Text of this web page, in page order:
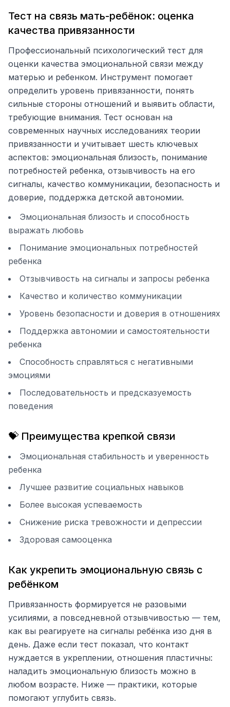
Тест на связь мать-ребёнок: оценка
качества привязанности
Профессиональный психологический тест для
оценки качества эмоциональной связи между
матерью и ребенком. Инструмент помогает
определить уровень привязанности, понять
сильные стороны отношений и выявить области,
требующие внимания. Тест основан на
современных научных исследованиях теории
привязанности и учитывает шесть ключевых
аспектов: эмоциональная близость, понимание
потребностей ребенка, отзывчивость на его
сигналы, качество коммуникации, безопасность и
доверие, поддержка детской автономии.
Эмоциональная близость и способность
выражать любовь
Понимание эмоциональных потребностей
ребенка
Отзывчивость на сигналы и запросы ребенка
Качество и количество коммуникации
Уровень безопасности и доверия в отношениях
Поддержка автономии и самостоятельности
ребенка
Способность справляться с негативными
эмоциями
Последовательность и предсказуемость
поведения
💝 Преимущества крепкой связи
Эмоциональная стабильность и уверенность
ребенка
Лучшее развитие социальных навыков
Более высокая успеваемость
Снижение риска тревожности и депрессии
Здоровая самооценка
Как укрепить эмоциональную связь с
ребёнком
Привязанность формируется не разовыми
усилиями, а повседневной отзывчивостью — тем,
как вы реагируете на сигналы ребёнка изо дня в
день. Даже если тест показал, что контакт
нуждается в укреплении, отношения пластичны:
наладить эмоциональную близость можно в
любом возрасте. Ниже — практики, которые
помогают углубить связь.